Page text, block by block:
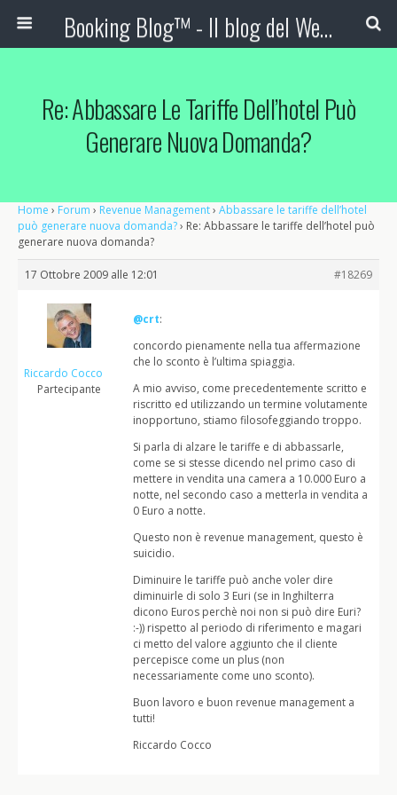
Booking Blog™ - Il blog del Web Marketing Turistico
Re: Abbassare Le Tariffe Dell’hotel Può
Generare Nuova Domanda?
Home › Forum › Revenue Management› Abbassare le tariffe dell’hotel
può generare nuova domanda?› Re: Abbassare le tariffe dell’hotel può
generare nuova domanda?
17 Ottobre 2009 alle 12:01 #18269
Riccardo Cocco
Partecipante
@crt:
concordo pienamente nella tua affermazione
che lo sconto è l’ultima spiaggia.
A mio avviso, come precedentemente scritto e
riscritto ed utilizzando un termine volutamente
inopportuno, stiamo filosofeggiando troppo.
Si parla di alzare le tariffe e di abbassarle,
come se si stesse dicendo nel primo caso di
mettere in vendita una camera a 10.000 Euro a
notte, nel secondo caso a metterla in vendita a
0 Euro a notte.
Questo non è revenue management, questo è
suicidio.
Diminuire le tariffe può anche voler dire
diminuirle di solo 3 Euri (se in Inghilterra
dicono Euros perchè noi non si può dire Euri?
:-)) rispetto al periodo di riferimento e magari
ci metto del valore aggiunto che il cliente
percepisce come un plus (non
necessariamente come uno sconto).
Buon lavoro e buon revenue management a
tutti!
Riccardo Cocco